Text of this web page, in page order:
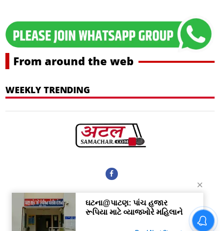
From around the web
WEEKLY TRENDING
More Sections
Home Contact Us About Us